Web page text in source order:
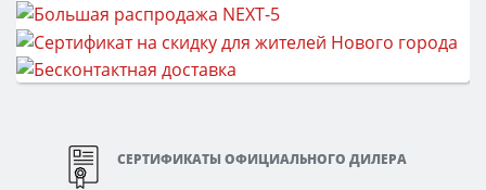
СЕРТИФИКАТЫ ОФИЦИАЛЬНОГО ДИЛЕРА